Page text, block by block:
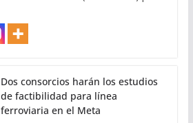
Dos consorcios harán los estudios
de factibilidad para línea
ferroviaria en el Meta